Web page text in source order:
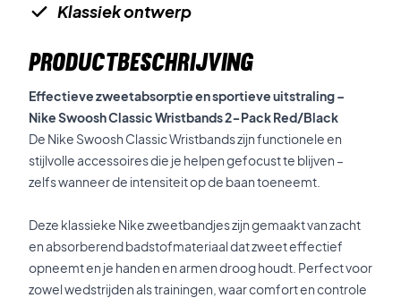
Klassiek ontwerp
PRODUCTBESCHRIJVING
Effectieve zweetabsorptie en sportieve uitstraling –
Nike Swoosh Classic Wristbands 2-Pack Red/Black
De Nike Swoosh Classic Wristbands zijn functionele en
stijlvolle accessoires die je helpen gefocust te blijven –
zelfs wanneer de intensiteit op de baan toeneemt.
Deze klassieke Nike zweetbandjes zijn gemaakt van zacht
en absorberend badstofmateriaal dat zweet effectief
opneemt en je handen en armen droog houdt. Perfect voor
zowel wedstrijden als trainingen, waar comfort en controle